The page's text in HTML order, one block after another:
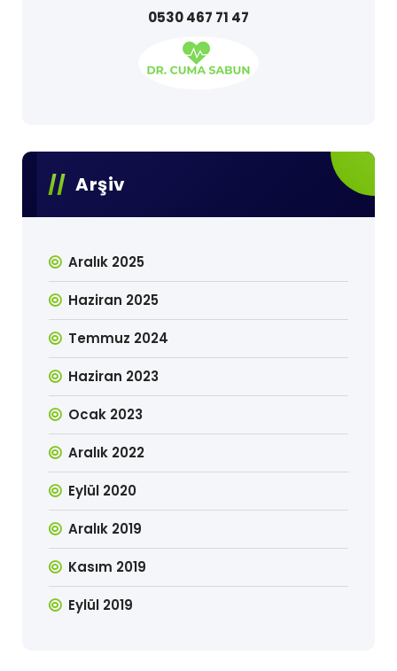
0530 467 71 47
Arşiv
Aralık 2025
Haziran 2025
Temmuz 2024
Haziran 2023
Ocak 2023
Aralık 2022
Eylül 2020
Aralık 2019
Kasım 2019
Eylül 2019